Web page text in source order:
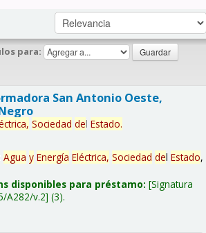
para:
San Antonio Oeste,
Sociedad del Estado.
Agua y Energía Eléctrica, Sociedad del Estado,
disponibles para préstamo: Signatura
A282/v.2 (3).